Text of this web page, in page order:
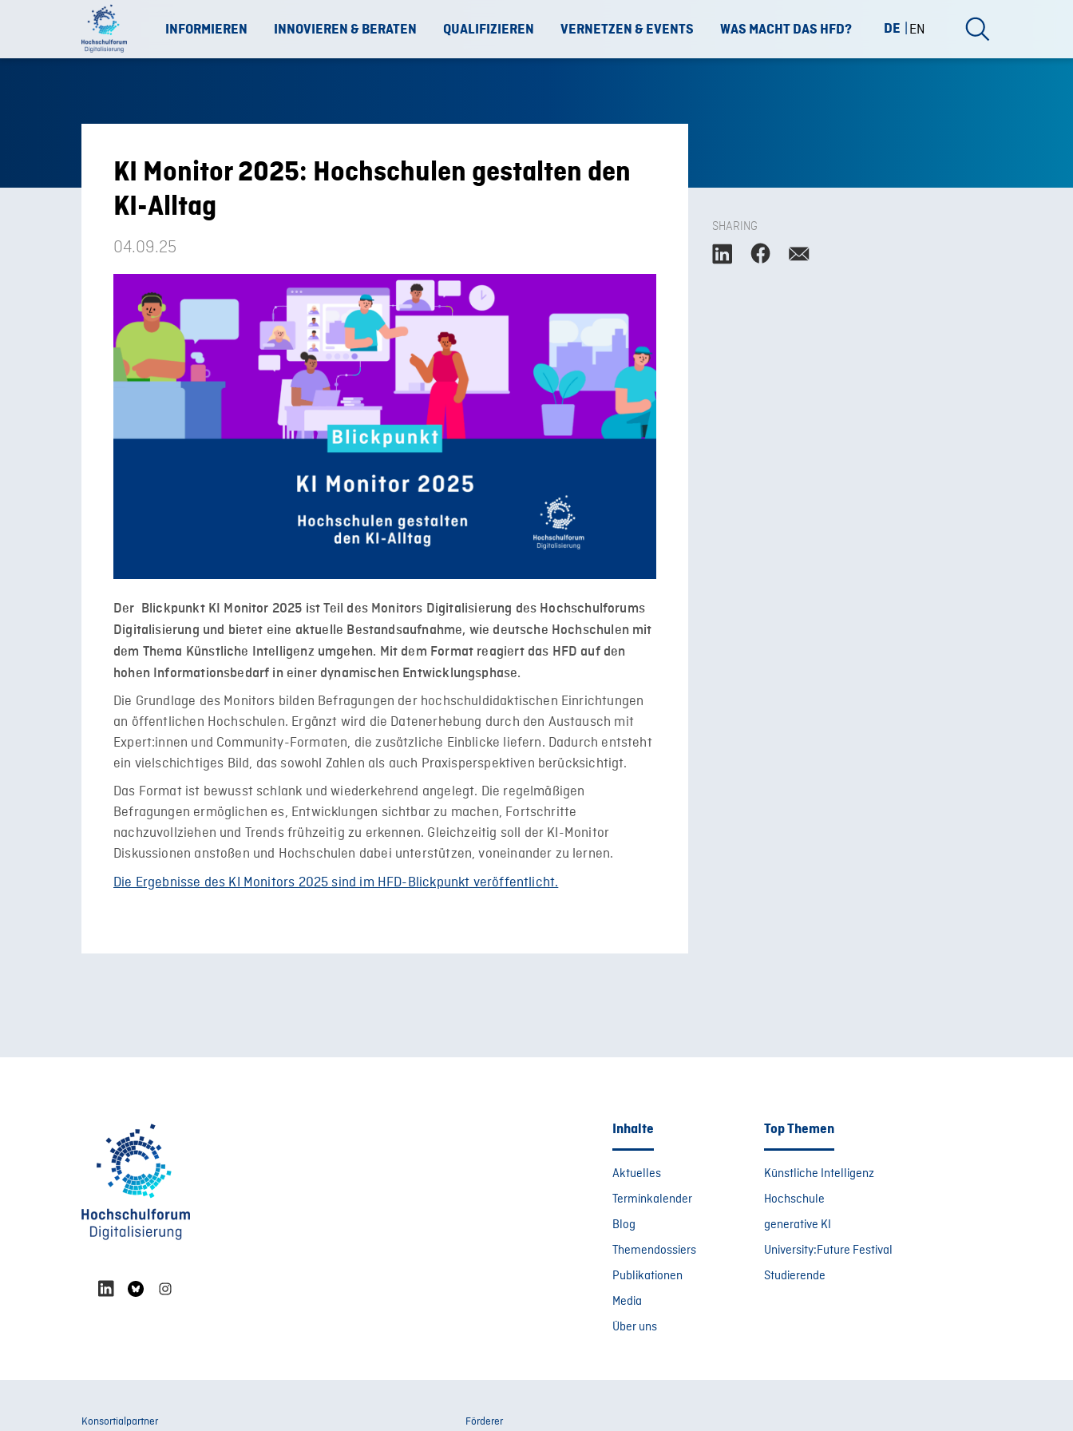
INFORMIEREN INNOVIEREN & BERATEN QUALIFIZIEREN VERNETZEN & EVENTS WAS MACHT DAS HFD? DE EN
KI Monitor 2025: Hochschulen gestalten den
KI-Alltag
04.09.25
Der Blickpunkt KI Monitor 2025 ist Teil des Monitors Digitalisierung des Hochschulforums
Digitalisierung und bietet eine aktuelle Bestandsaufnahme, wie deutsche Hochschulen mit
dem Thema Künstliche Intelligenz umgehen. Mit dem Format reagiert das HFD auf den
hohen Informationsbedarf in einer dynamischen Entwicklungsphase.
Die Grundlage des Monitors bilden Befragungen der hochschuldidaktischen Einrichtungen
an öffentlichen Hochschulen. Ergänzt wird die Datenerhebung durch den Austausch mit
Expert:innen und Community-Formaten, die zusätzliche Einblicke liefern. Dadurch entsteht
ein vielschichtiges Bild, das sowohl Zahlen als auch Praxisperspektiven berücksichtigt.
Das Format ist bewusst schlank und wiederkehrend angelegt. Die regelmäßigen
Befragungen ermöglichen es, Entwicklungen sichtbar zu machen, Fortschritte
nachzuvollziehen und Trends frühzeitig zu erkennen. Gleichzeitig soll der KI-Monitor
Diskussionen anstoßen und Hochschulen dabei unterstützen, voneinander zu lernen.
Die Ergebnisse des KI Monitors 2025 sind im HFD-Blickpunkt veröffentlicht.
SHARING
Inhalte
Aktuelles
Terminkalender
Blog
Themendossiers
Publikationen
Media
Über uns
Top Themen
Künstliche Intelligenz
Hochschule
generative KI
University:Future Festival
Studierende
Konsortialpartner Förderer